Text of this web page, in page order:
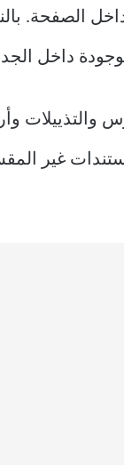
الصفحة.
داخل
والتذييلات
غير